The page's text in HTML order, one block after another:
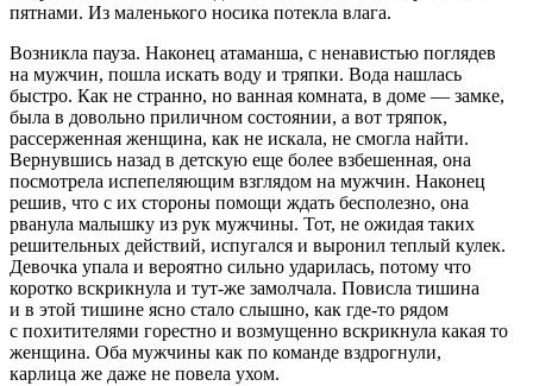
пятнами. Из маленького носика потекла влага.
Возникла пауза. Наконец атаманша, с ненавистью поглядев
на мужчин, пошла искать воду и тряпки. Вода нашлась
быстро. Как не странно, но ванная комната, в доме — замке,
была в довольно приличном состоянии, а вот тряпок,
рассерженная женщина, как не искала, не смогла найти.
Вернувшись назад в детскую еще более взбешенная, она
посмотрела испепеляющим взглядом на мужчин. Наконец
решив, что с их стороны помощи ждать бесполезно, она
рванула малышку из рук мужчины. Тот, не ожидая таких
решительных действий, испугался и выронил теплый кулек.
Девочка упала и вероятно сильно ударилась, потому что
коротко вскрикнула и тут-же замолчала. Повисла тишина
и в этой тишине ясно стало слышно, как где-то рядом
с похитителями горестно и возмущенно вскрикнула какая то
женщина. Оба мужчины как по команде вздрогнули,
карлица же даже не повела ухом.